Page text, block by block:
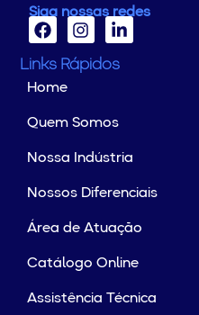
Siga nossas redes
Links Rápidos
Home
Quem Somos
Nossa Indústria
Nossos Diferenciais
Área de Atuação
Catálogo Online
Assistência Técnica